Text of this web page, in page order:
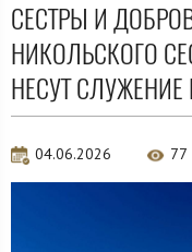
СЕСТРЫ И
НИКОЛЬСКОГО
НЕСУТ
04.06.2026 77